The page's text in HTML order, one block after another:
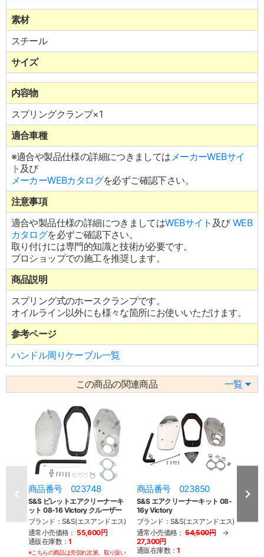
素材
スチール
サイズ
内容物
スプリングクランプ×1
適合車種
※適合や製品仕様の詳細につきましてはメーカーWEBサイ
ト 及び
メーカーWEBカタログを必ずご確認下さい。
注意事項
適合や製品仕様の詳細につきましてはWEBサイト 及び WEB
カタログを必ずご確認下さい。
取り付けには専門的知識と技術が必要です。
プロショップでの施工を推奨します。
商品説明
スプリング式のホースクランプです。
オイルライン以外にも様々な箇所にお使いいただけます。
参考ページ
ハンドル周りケーブル一覧
この商品の関連商品 一覧
商品番号 023748
S&S ビレットエアクリーナーキ
ット 08-16 Victory クルーザー
ブランド：S&S(エスアンドエス)
通常小売価格： 55,600円
通販在庫数：1
※こちらの商品は売切れ次第、取り扱い
商品番号 023850
S&S エアクリーナーキット 08-
16y Victory
ブランド：S&S(エスアンドエス)
通常小売価格： 54,500円 →
27,300円
通販在庫数：1
商
ブラ